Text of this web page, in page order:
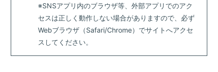
※SNSアプリ内のブラウザ等、外部アプリでのアク
セスは正しく動作しない場合がありますので、 必ず
Webブラウザ（Safari/Chrome）でサイトへアクセ
スしてください。